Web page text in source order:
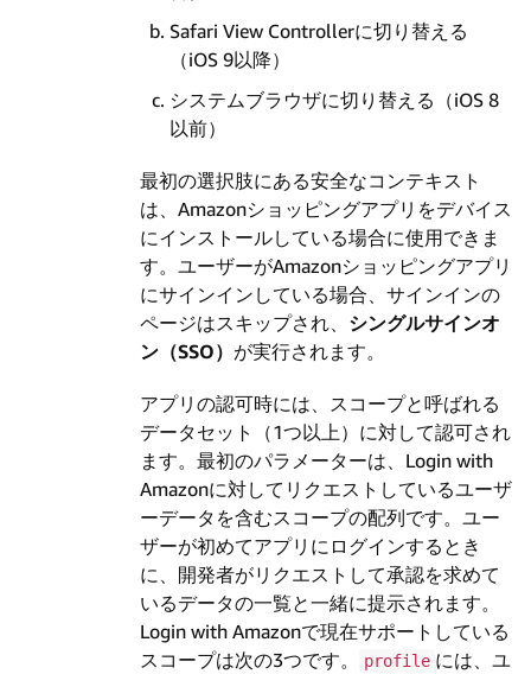
Safari View Controllerに切り替える
（iOS 9以降）
システムブラウザに切り替える（iOS 8
以前）
最初の選択肢にある安全なコンテキスト
は、Amazonショッピングアプリをデバイス
にインストールしている場合に使用できま
す。ユーザーがAmazonショッピングアプリ
にサインインしている場合、サインインの
ページはスキップされ、 シングルサインオ
ン（SSO） が実行されます。
アプリの認可時には、スコープと呼ばれる
データセット（1つ以上）に対して認可され
ます。 最初のパラメーターは、Login with
Amazonに対してリクエストしているユーザ
ーデータを含むスコープの配列です。ユー
ザーが初めてアプリにログインするとき
に、開発者がリクエストして承認を求めて
いるデータの一覧と一緒に提示されます。
Login with Amazonで現在サポートしている
スコープは次の3つです。
profile には、ユ